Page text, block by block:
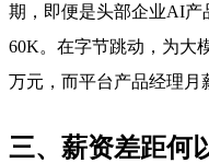
期，即便是头部企业AI产
60K。在字节跳动，为大
万元，而平台产品经理月
三、薪资差距何